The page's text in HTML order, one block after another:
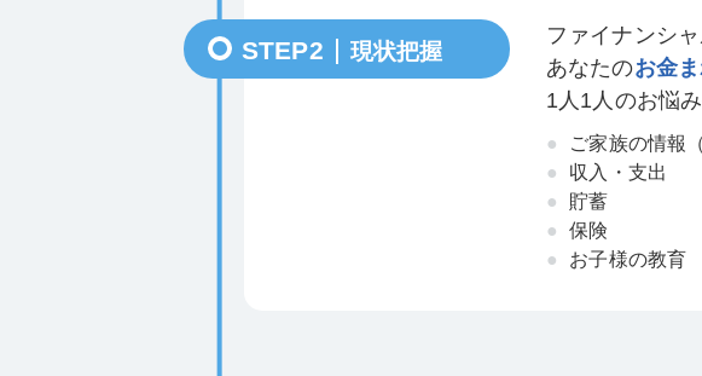
STEP2 現状把握
ファイナンシ
あなたのお金
1人1人のお悩
ご家族の情報
収入・支出
貯蓄
保険
お子様の教育